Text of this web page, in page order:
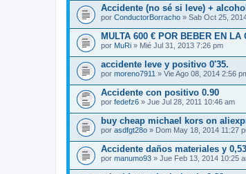
Accidente (no sé si leve) +
por ConductorBorracho » Sab Oct 25,
MULTA 600 € POR BEBER EN
por MuRi » Mié Jul 31, 2013 7:26 pm
accidente leve y positivo 0'35.
por moreno7911 » Vie Ago 08, 2014 2:56
Accidente con positivo 0.90
por fedefz6 » Jue Jul 28, 2011 10:46 am
buy cheap michael kors on
por asdfgt28o » Dom May 18, 2014 11:27
Accidente daños materiales y 0,53
por manumo93 » Jue Feb 13, 2014 10:25